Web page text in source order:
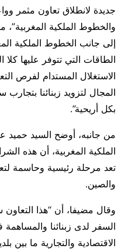
جديدة لانطلاق تعاون مثمر
والخطوط الملكية المغربية”،
إلى جانب الخطوط الملكية
الطاقات التي تتوفر عليها
الاستغلال المستدام لفرص
المجال لتزويد زبنائنا
بكل أريحية”.
من جانبه، أوضح السيد حميد
الملكية المغربية، أن هذه
تعد مرحلة رئيسية وحاسمة
والصين.
وقال مضيفا، أن “هذا
السفر لدى زبنائنا
الاقتصادية والتجارية ما بين